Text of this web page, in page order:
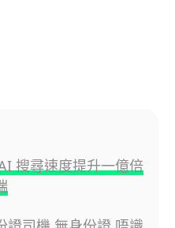
搜尋速度提升一億倍